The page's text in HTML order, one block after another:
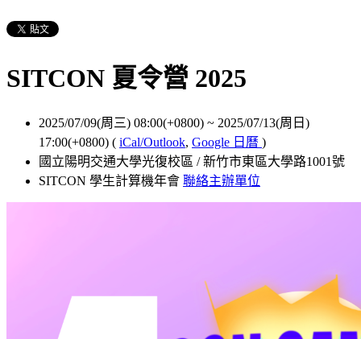
SITCON 夏令營 2025
2025/07/09(周三) 08:00(+0800) ~ 2025/07/13(周日)
17:00(+0800) ( iCal/Outlook, Google 日曆 )
國立陽明交通大學光復校區 / 新竹市東區大學路1001號
SITCON 學生計算機年會 聯絡主辦單位